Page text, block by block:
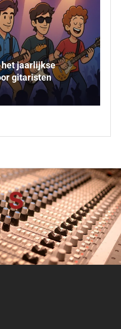
het jaarlijkse
gitaristen